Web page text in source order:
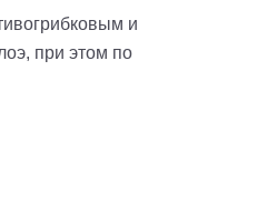
и
при этом по